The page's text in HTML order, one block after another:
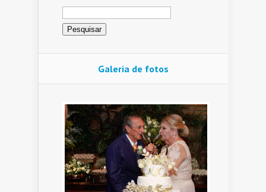
Pesquisar
por:
Galeria de fotos